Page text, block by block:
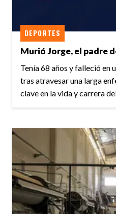
Murió Jorge, el padre
DEPORTES
Tenía 68 años y falleció en
tras atravesar una larga
clave en la vida y carrera